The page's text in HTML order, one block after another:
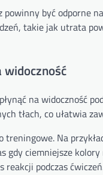
być odporne
takie jak utrata
widoczność
na widoczność
tłach, co ułatwia
Na
gdy ciemniejsze
reakcji podczas